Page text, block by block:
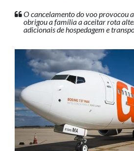
O cancelamento do voo provocou
obrigou a família a aceitar rota
adicionais de hospedagem e